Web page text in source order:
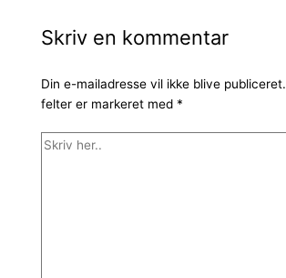
Skriv en kommentar
Din e-mailadresse vil ikke blive publiceret.
felter er markeret med *
Skriv